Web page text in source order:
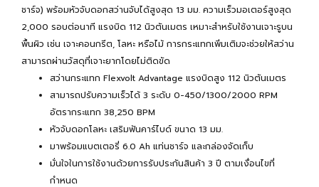
ชาร์จ) พร้อมหัวจับดอกสว่านจับได้สูงสุด 13 มม. ความเร็วมอเตอร์สูงสุด
2,000 รอบต่อนาที แรงบิด 112 นิวตันเมตร เหมาะสำหรับใช้งานเจาะรูบน
พื้นผิว เช่น เจาะคอนกรีต, โลหะ หรือไม้ การกระแทกเพิ่มเติมจะช่วยให้สว่าน
สามารถผ่านวัสดุที่เจาะยากโดยไม่ติดขัด
สว่านกระแทก Flexvolt Advantage แรงบิดสูง 112 นิวตันเมตร
สามารถปรับความเร็วได้ 3 ระดับ 0-450/1300/2000 RPM
อัตรากระแทก 38,250 BPM
หัวจับดอกโลหะ เสริมฟันคาร์ไบด์ ขนาด 13 มม.
มาพร้อมแบตเตอรี่ 6.0 Ah แท่นชาร์จ และกล่องจัดเก็บ
มั่นใจในการใช้งานด้วยการรับประกันสินค้า 3 ปี ตามเงื่อนไขที่
กำหนด